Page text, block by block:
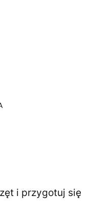
i przygotuj się